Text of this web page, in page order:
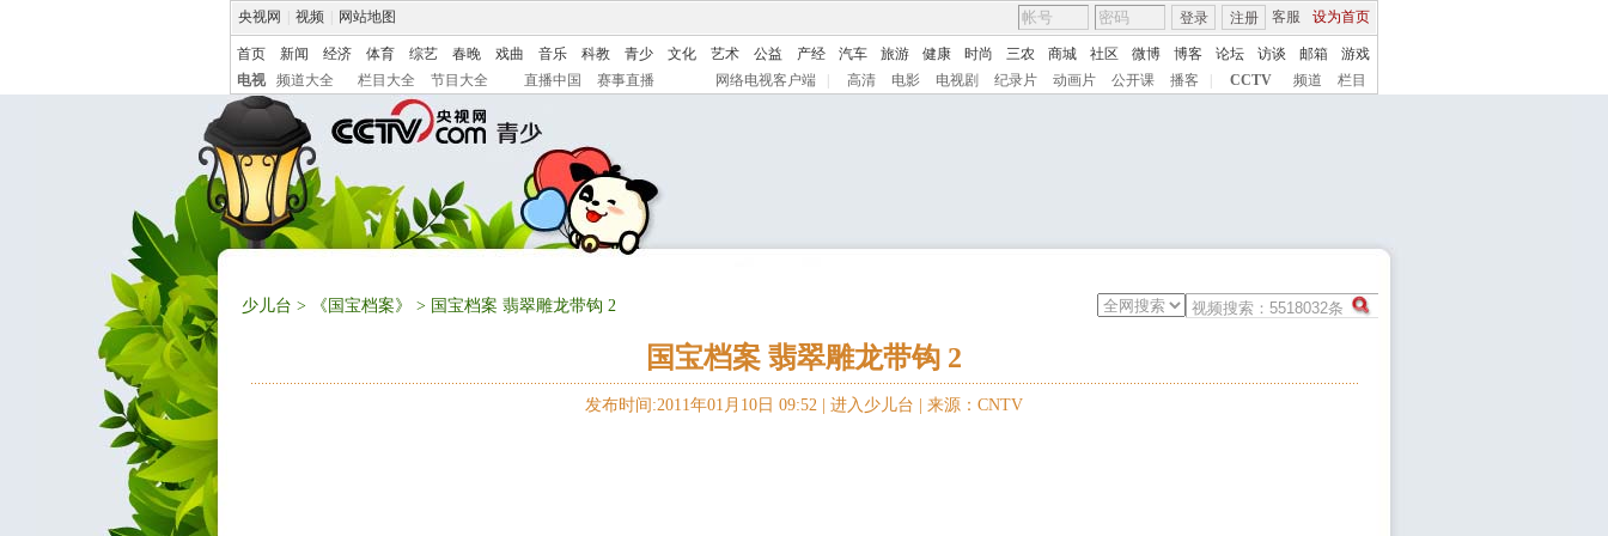
央视网 视频 网站地图 客服 设为首页
登录 注册
首页 新闻 经济 体育 综艺 春晚 戏曲 音乐 科教 青少 文化 艺术 公益 产经 汽车 旅游 健康 时尚 三农 商城 社区 微博 博客 论坛 访谈 邮箱
游戏
电视
频道大全 栏目大全 节目大全 直播中国 赛事直播 网络电视客户端 高清 电影 电视剧 纪录片 动画片 公开课 播客 CCTV 频道 栏目
少儿台 > 《国宝档案》 > 国宝档案 翡翠雕龙带钩 2
国宝档案 翡翠雕龙带钩 2
发布时间:2011年01月10日 09:52 | 进入少儿台 来源：CNTV